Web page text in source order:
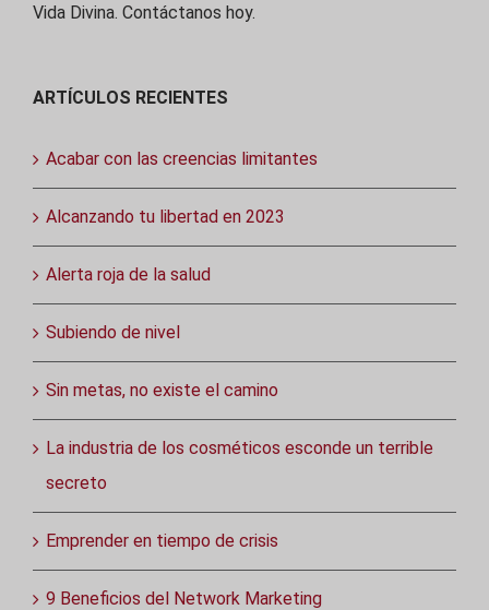
Vida Divina. Contáctanos hoy.
ARTÍCULOS RECIENTES
Acabar con las creencias limitantes
Alcanzando tu libertad en 2023
Alerta roja de la salud
Subiendo de nivel
Sin metas, no existe el camino
La industria de los cosméticos esconde un terrible
secreto
Emprender en tiempo de crisis
9 Beneficios del Network Marketing